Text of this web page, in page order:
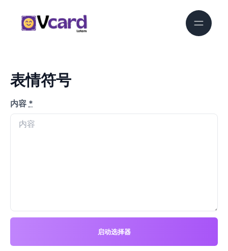
表情符号
内容 *
启动选择器